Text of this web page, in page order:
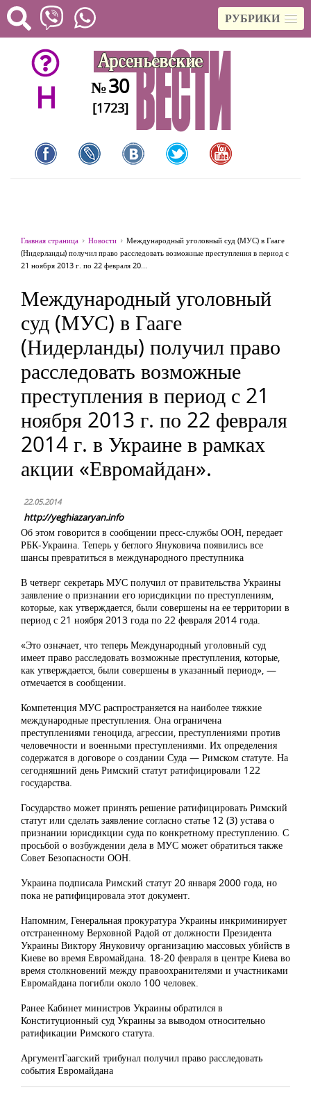
РУБРИКИ
H №30
[1723]
Главная страница Новости
Международный уголовный суд (МУС) в Гааге
(Нидерланды) получил право расследовать возможные преступления в период с
21 ноября 2013 г. по 22 февраля 20...
Международный уголовный
суд (МУС) в Гааге
(Нидерланды) получил право
расследовать возможные
преступления в период с 21
ноября 2013 г. по 22 февраля
2014 г. в Украине в рамках
акции «Евромайдан».
22.05.2014
http://yeghiazaryan.info
Об этом говорится в сообщении пресс-службы ООН, передает
РБК-Украина. Теперь у беглого Януковича появились все
шансы превратиться в международного преступника
В четверг секретарь МУС получил от правительства Украины
заявление о признании его юрисдикции по преступлениям,
которые, как утверждается, были совершены на ее территории в
период с 21 ноября 2013 года по 22 февраля 2014 года.
«Это означает, что теперь Международный уголовный суд
имеет право расследовать возможные преступления, которые,
как утверждается, были совершены в указанный период», —
отмечается в сообщении.
Компетенция МУС распространяется на наиболее тяжкие
международные преступления. Она ограничена
преступлениями геноцида, агрессии, преступлениями против
человечности и военными преступлениями. Их определения
содержатся в договоре о создании Суда — Римском статуте. На
сегодняшний день Римский статут ратифицировали 122
государства.
Государство может принять решение ратифицировать Римский
статут или сделать заявление согласно статье 12 (3) устава о
признании юрисдикции суда по конкретному преступлению. С
просьбой о возбуждении дела в МУС может обратиться также
Совет Безопасности ООН.
Украина подписала Римский статут 20 января 2000 года, но
пока не ратифицировала этот документ.
Напомним, Генеральная прокуратура Украины инкриминирует
отстраненному Верховной Радой от должности Президента
Украины Виктору Януковичу организацию массовых убийств в
Киеве во время Евромайдана. 18-20 февраля в центре Киева во
время столкновений между правоохранителями и участниками
Евромайдана погибли около 100 человек.
Ранее Кабинет министров Украины обратился в
Конституционный суд Украины за выводом относительно
ратификации Римского статута.
АргументГаагский трибунал получил право расследовать
события Евромайдана